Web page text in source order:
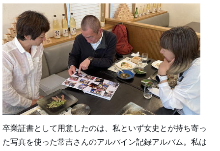
卒業証書として用意したのは、私といず女史とが持ち寄っ
た写真を使った常吉さんのアルパイン記録アルバム。私は